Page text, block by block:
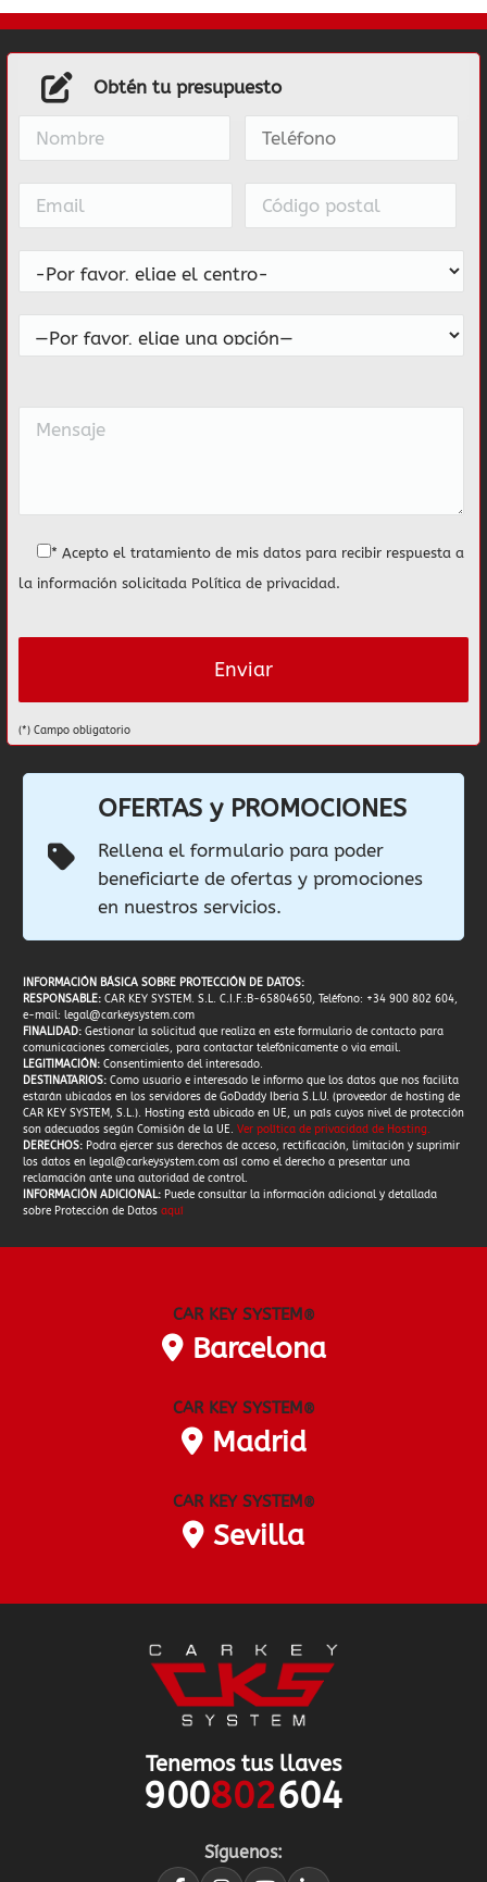
Obtén tu presupuesto
* Acepto el tratamiento de mis datos para recibir respuesta a
la información solicitada Política de privacidad.
(*) Campo obligatorio
OFERTAS y PROMOCIONES
Rellena el formulario para poder
beneficiarte de ofertas y promociones
en nuestros servicios.
INFORMACIÓN BÁSICA SOBRE PROTECCIÓN DE DATOS:
RESPONSABLE: CAR KEY SYSTEM. S.L. C.I.F.:B-65804650, Teléfono: +34 900 802 604,
e-mail: legal@carkeysystem.com
FINALIDAD: Gestionar la solicitud que realiza en este formulario de contacto para
comunicaciones comerciales, para contactar telefónicamente o via email.
LEGITIMACIÓN: Consentimiento del interesado.
DESTINATARIOS: Como usuario e interesado le informo que los datos que nos facilita
estarán ubicados en los servidores de GoDaddy Iberia S.L.U. (proveedor de hosting de
CAR KEY SYSTEM, S.L.). Hosting está ubicado en UE, un país cuyos nivel de protección
son adecuados según Comisión de la UE. Ver política de privacidad de Hosting.
DERECHOS: Podra ejercer sus derechos de acceso, rectificación, limitación y suprimir
los datos en legal@carkeysystem.com así como el derecho a presentar una
reclamación ante una autoridad de control.
INFORMACIÓN ADICIONAL: Puede consultar la información adicional y detallada
sobre Protección de Datos aquí
CAR KEY SYSTEM®
Barcelona
CAR KEY SYSTEM®
Madrid
CAR KEY SYSTEM®
Sevilla
Tenemos tus llaves
900802604
Síguenos: